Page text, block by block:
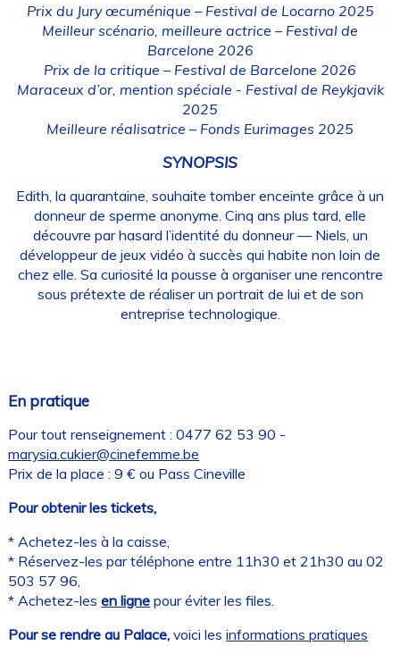
Prix du Jury œcuménique – Festival de Locarno 2025
Meilleur scénario, meilleure actrice – Festival de
Barcelone 2026
Prix de la critique – Festival de Barcelone 2026
Maraceux d’or, mention spéciale - Festival de Reykjavik
2025
Meilleure réalisatrice – Fonds Eurimages 2025
SYNOPSIS
Edith, la quarantaine, souhaite tomber enceinte grâce à un
donneur de sperme anonyme. Cinq ans plus tard, elle
découvre par hasard l’identité du donneur — Niels, un
développeur de jeux vidéo à succès qui habite non loin de
chez elle. Sa curiosité la pousse à organiser une rencontre
sous prétexte de réaliser un portrait de lui et de son
entreprise technologique.
En pratique
Pour tout renseignement : 0477 62 53 90 -
marysia.cukier@cinefemme.be
Prix de la place : 9 € ou Pass Cineville
Pour obtenir les tickets,
* Achetez-les à la caisse,
* Réservez-les par téléphone entre 11h30 et 21h30 au 02
503 57 96,
* Achetez-lesen ligne pour éviter les files.
Pour se rendre au Palace, voici lesinformations pratiques